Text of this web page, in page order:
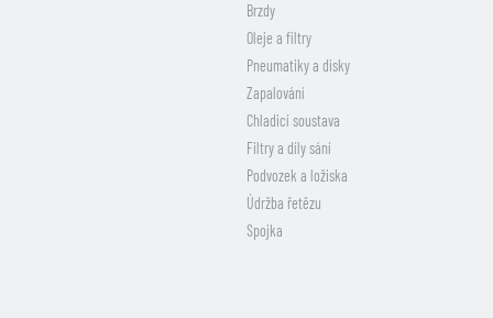
Brzdy
Oleje a filtry
Pneumatiky a disky
Zapalování
Chladicí soustava
Filtry a díly sání
Podvozek a ložiska
Údržba řetězu
Spojka